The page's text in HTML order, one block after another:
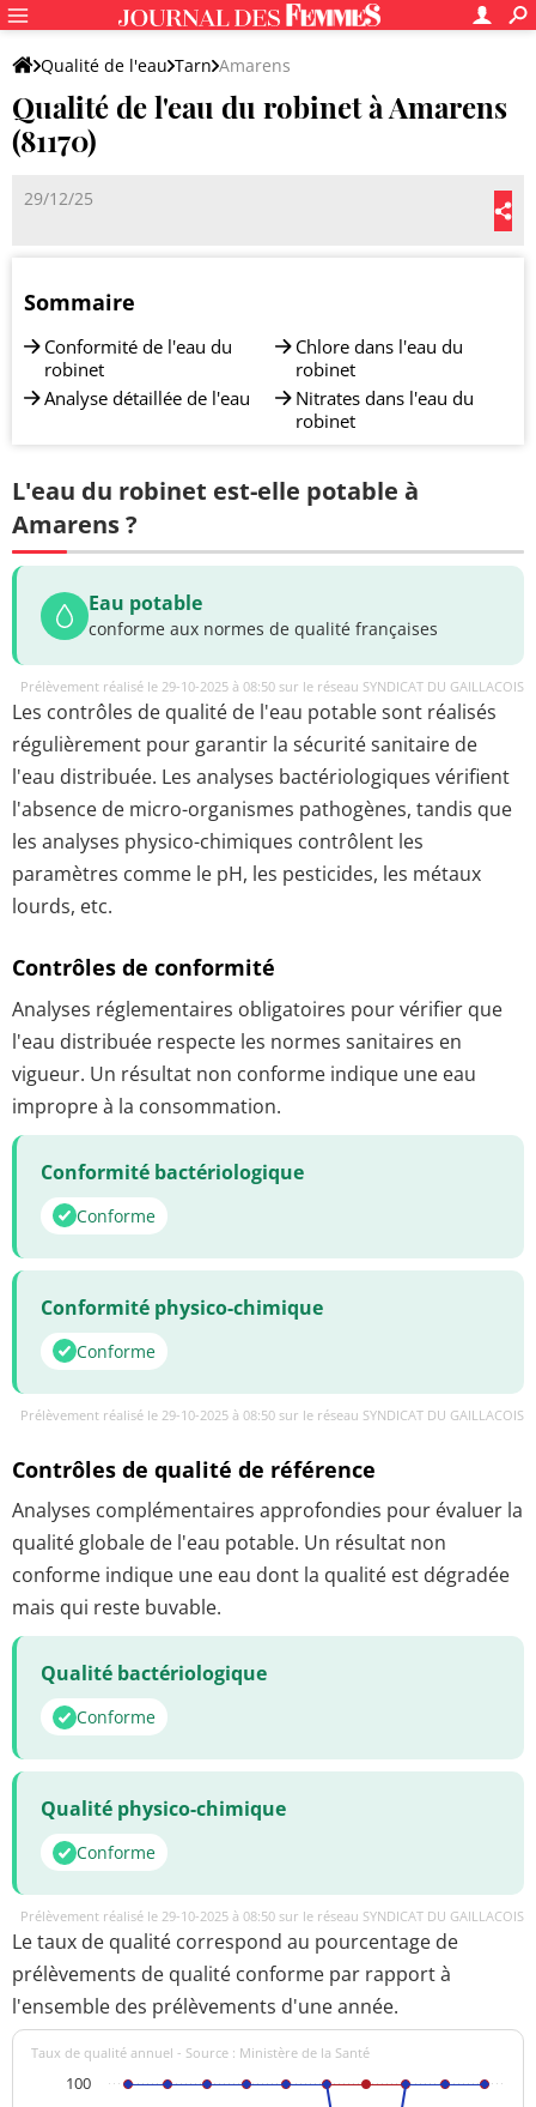
Qualité de l'eau Tarn Amarens
Qualité de l'eau du robinet à Amarens
(81170)
29/12/25
Sommaire
Conformité de l'eau du
robinet
Analyse détaillée de l'eau
Chlore dans l'eau du
robinet
Nitrates dans l'eau du
robinet
L'eau du robinet est-elle potable à
Amarens ?
Eau potable
conforme aux normes de qualité françaises
Prélèvement réalisé le 29-10-2025 à 08:50 sur le réseau SYNDICAT DU GAILLACOIS
Les contrôles de qualité de l'eau potable sont réalisés
régulièrement pour garantir la sécurité sanitaire de
l'eau distribuée. Les analyses bactériologiques vérifient
l'absence de micro-organismes pathogènes, tandis que
les analyses physico-chimiques contrôlent les
paramètres comme le pH, les pesticides, les métaux
lourds, etc.
Contrôles de conformité
Analyses réglementaires obligatoires pour vérifier que
l'eau distribuée respecte les normes sanitaires en
vigueur. Un résultat non conforme indique une eau
impropre à la consommation.
Conformité bactériologique
Conforme
Conformité physico-chimique
Conforme
Prélèvement réalisé le 29-10-2025 à 08:50 sur le réseau SYNDICAT DU GAILLACOIS
Contrôles de qualité de référence
Analyses complémentaires approfondies pour évaluer la
qualité globale de l'eau potable. Un résultat non
conforme indique une eau dont la qualité est dégradée
mais qui reste buvable.
Qualité bactériologique
Conforme
Qualité physico-chimique
Conforme
Prélèvement réalisé le 29-10-2025 à 08:50 sur le réseau SYNDICAT DU GAILLACOIS
Le taux de qualité correspond au pourcentage de
prélèvements de qualité conforme par rapport à
l'ensemble des prélèvements d'une année.
Taux de qualité annuel - Source : Ministère de la Santé
100